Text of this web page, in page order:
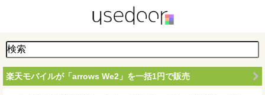
楽天モバイルが「arrows We2」を一括1円で販売